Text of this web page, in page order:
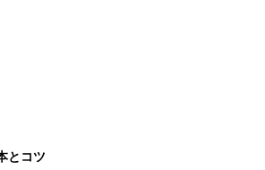
とコツ